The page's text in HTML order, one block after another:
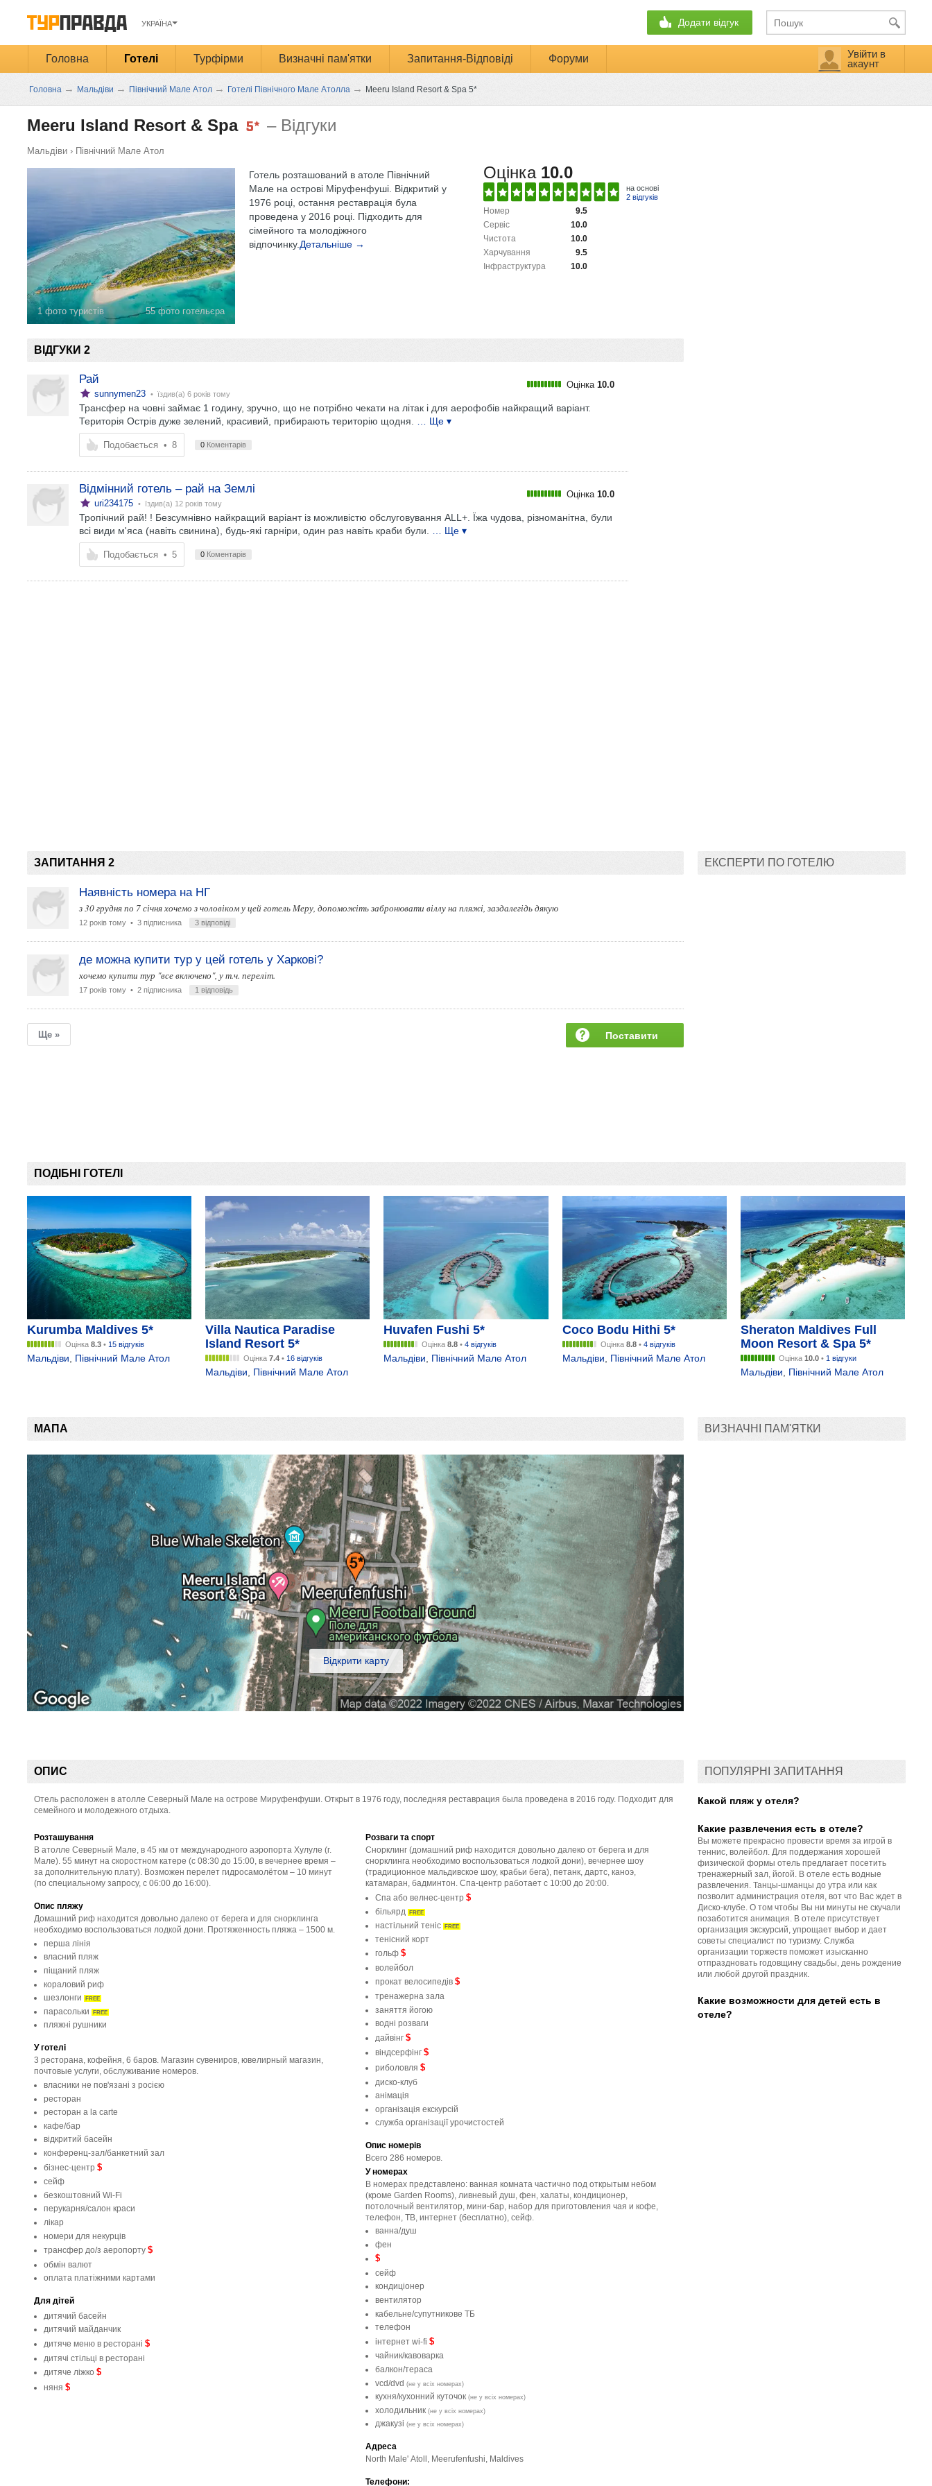
УКРАЇНА Додати відгук
Головна Готелі Турфірми Визначні пам'ятки Запитання-Відповіді Форуми
Увійти в
акаунт
Головна → Мальдіви → Північний Мале Атол → Готелі Північного Мале Атолла → Meeru Island Resort & Spa 5*
Meeru Island Resort & Spa – Відгуки
Мальдіви› Північний Мале Атол
1 фото туристів 55 фото готельєра
Оцінка 10.0
на основі
2 відгуків
9.5
Номер
10.0
Сервіс
10.0
Чистота
9.5
Харчування
10.0
Інфраструктура
Готель розташований в атоле Північний
Мале на острові Міруфенфуші. Відкритий у
1976 році, остання реставрація була
проведена у 2016 році. Підходить для
сімейного та молодіжного
відпочинку. Детальніше →
ВІДГУКИ 2
Рай
sunnymen23 • їздив(а) 6 років тому
Оцінка 10.0
Трансфер на човні займає 1 годину, зручно, що не потрібно чекати на літак і для аерофобів найкращий варіант.
Територія Острів дуже зелений, красивий, прибирають територію щодня.
… Ще ▾
Подобається • 8 0Коментарів
Відмінний готель – рай на Землі
uri234175 • їздив(а) 12 років тому
Оцінка 10.0
Тропічний рай! ! Безсумнівно найкращий варіант із можливістю обслуговування ALL+. Їжа чудова, різноманітна, були
всі види м'яса (навіть свинина), будь-які гарніри, один раз навіть краби були.
… Ще ▾
Подобається • 5 0Коментарів
ЗАПИТАННЯ 2
Наявність номера на НГ
з 30 грудня по 7 січня хочемо з чоловіком у цей готель Меру, допоможіть забронювати віллу на пляжі, заздалегідь дякую
12 років тому • 3 підписника 3 відповіді
де можна купити тур у цей готель у Харкові?
хочемо купити тур "все включено", у т.ч. переліт.
17 років тому • 2 підписника 1 відповідь
Ще »
Поставити
ЕКСПЕРТИ ПО ГОТЕЛЮ
ПОДІБНІ ГОТЕЛІ
Kurumba Maldives 5*
Оцінка 8.3• 15 відгуків
Мальдіви Північний Мале Атол
Villa Nautica Paradise
Island Resort 5*
Оцінка 7.4• 16 відгуків
Мальдіви Північний Мале Атол
Huvafen Fushi 5*
Оцінка8.8 •4 відгуків
Мальдіви Північний Мале Атол
Coco Bodu Hithi 5*
Оцінка 8.8• 4 відгуків
Мальдіви Північний Мале Атол
Sheraton Maldives Full
Moon Resort & Spa 5*
Оцінка10.0 • 1 відгуки
Мальдіви Північний Мале Атол
МАПА
Відкрити карту
ВИЗНАЧНІ ПАМ'ЯТКИ
ОПИС
Отель расположен в атолле Северный Мале на острове Мируфенфуши. Открыт в 1976 году, последняя реставрация была проведена в 2016 году. Подходит для
семейного и молодежного отдыха.
Розташування
В атолле Северный Мале, в 45 км от международного аэропорта Хулуле (г.
Мале). 55 минут на скоростном катере (с 08:30 до 15:00, в вечернее время –
за дополнительную плату). Возможен перелет гидросамолётом – 10 минут
(по специальному запросу, с 06:00 до 16:00).
Опис пляжу
Домашний риф находится довольно далеко от берега и для снорклинга
необходимо воспользоваться лодкой дони. Протяженность пляжа – 1500 м.
перша лінія
власний пляж
піщаний пляж
кораловий риф
шезлонги FREE
парасольки FREE
пляжні рушники
У готелі
3 ресторана, кофейня, 6 баров. Магазин сувениров, ювелирный магазин,
почтовые услуги, обслуживание номеров.
власники не пов'язані з росією
ресторан
ресторан a la carte
кафе/бар
відкритий басейн
конференц-зал/банкетний зал
бізнес-центр $
сейф
безкоштовний Wi-Fi
перукарня/салон краси
лікар
номери для некурців
трансфер до/з аеропорту $
обмін валют
оплата платіжними картами
Для дітей
дитячий басейн
дитячий майданчик
дитяче меню в ресторані $
дитячі стільці в ресторані
дитяче ліжко $
няня $
Розваги та спорт
Снорклинг (домашний риф находится довольно далеко от берега и для
снорклинга необходимо воспользоваться лодкой дони), вечернее шоу
(традиционное мальдивское шоу, крабьи бега), петанк, дартс, каноэ,
катамаран, бадминтон. Спа-центр работает с 10:00 до 20:00.
Спа або велнес-центр $
більярд FREE
настільний теніс FREE
тенісний корт
гольф $
волейбол
прокат велосипедів $
тренажерна зала
заняття йогою
водні розваги
дайвінг $
віндсерфінг $
риболовля $
диско-клуб
анімація
організація екскурсій
служба організації урочистостей
Опис номерів
Всего 286 номеров.
У номерах
В номерах представлено: ванная комната частично под открытым небом
(кроме Garden Rooms), ливневый душ, фен, халаты, кондиционер,
потолочный вентилятор, мини-бар, набор для приготовления чая и кофе,
телефон, ТВ, интернет (бесплатно), сейф.
ванна/душ
фен
$
сейф
кондиціонер
вентилятор
кабельне/супутникове ТБ
телефон
інтернет wi-fi $
чайник/кавоварка
балкон/тераса
vcd/dvd (не у всіх номерах)
кухня/кухонний куточок (не у всіх номерах)
холодильник (не у всіх номерах)
джакузі (не у всіх номерах)
Адреса
North Male' Atoll, Meerufenfushi, Maldives
Телефони:
ПОПУЛЯРНІ ЗАПИТАННЯ
Какой пляж у отеля?
Какие развлечения есть в отеле?
Вы можете прекрасно провести время за игрой в
теннис, волейбол. Для поддержания хорошей
физической формы отель предлагает посетить
тренажерный зал, йогой. В отеле есть водные
развлечения. Танцы-шманцы до утра или как
позволит администрация отеля, вот что Вас ждет в
Диско-клубе. О том чтобы Вы ни минуты не скучали
позаботится анимация. В отеле присутствует
организация экскурсий, упрощает выбор и дает
советы специалист по туризму. Служба
организации торжеств поможет изысканно
отпраздновать годовщину свадьбы, день рождение
или любой другой праздник.
Какие возможности для детей есть в
отеле?